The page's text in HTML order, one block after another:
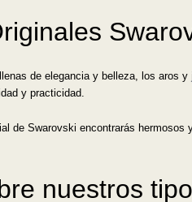
de elegancia y belleza, los aros y
y practicidad.
de Swarovski encontrarás
nuestros